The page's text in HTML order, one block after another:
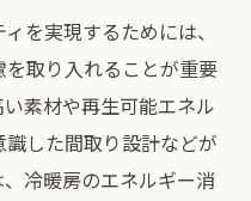
を実現するためには、
取り入れることが重要
素材や再生可能エネル
した間取り設計などが
冷暖房のエネルギー消